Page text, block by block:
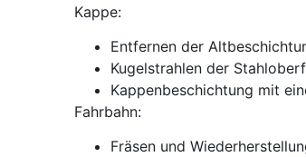
Kappe:
Entfernen der
Kugelstrahlen der
Kappenbeschichtung mit
Fahrbahn:
Fräsen und